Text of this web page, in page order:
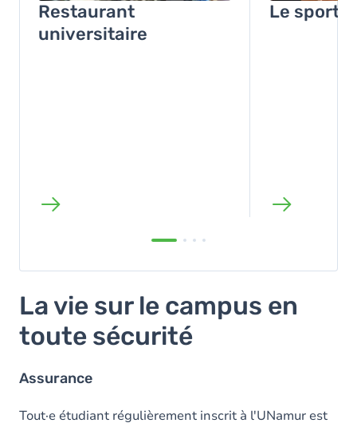
Restaurant
universitaire
Le sport
La vie sur le campus en
toute sécurité
Assurance
Tout·e étudiant régulièrement inscrit à l'UNamur est